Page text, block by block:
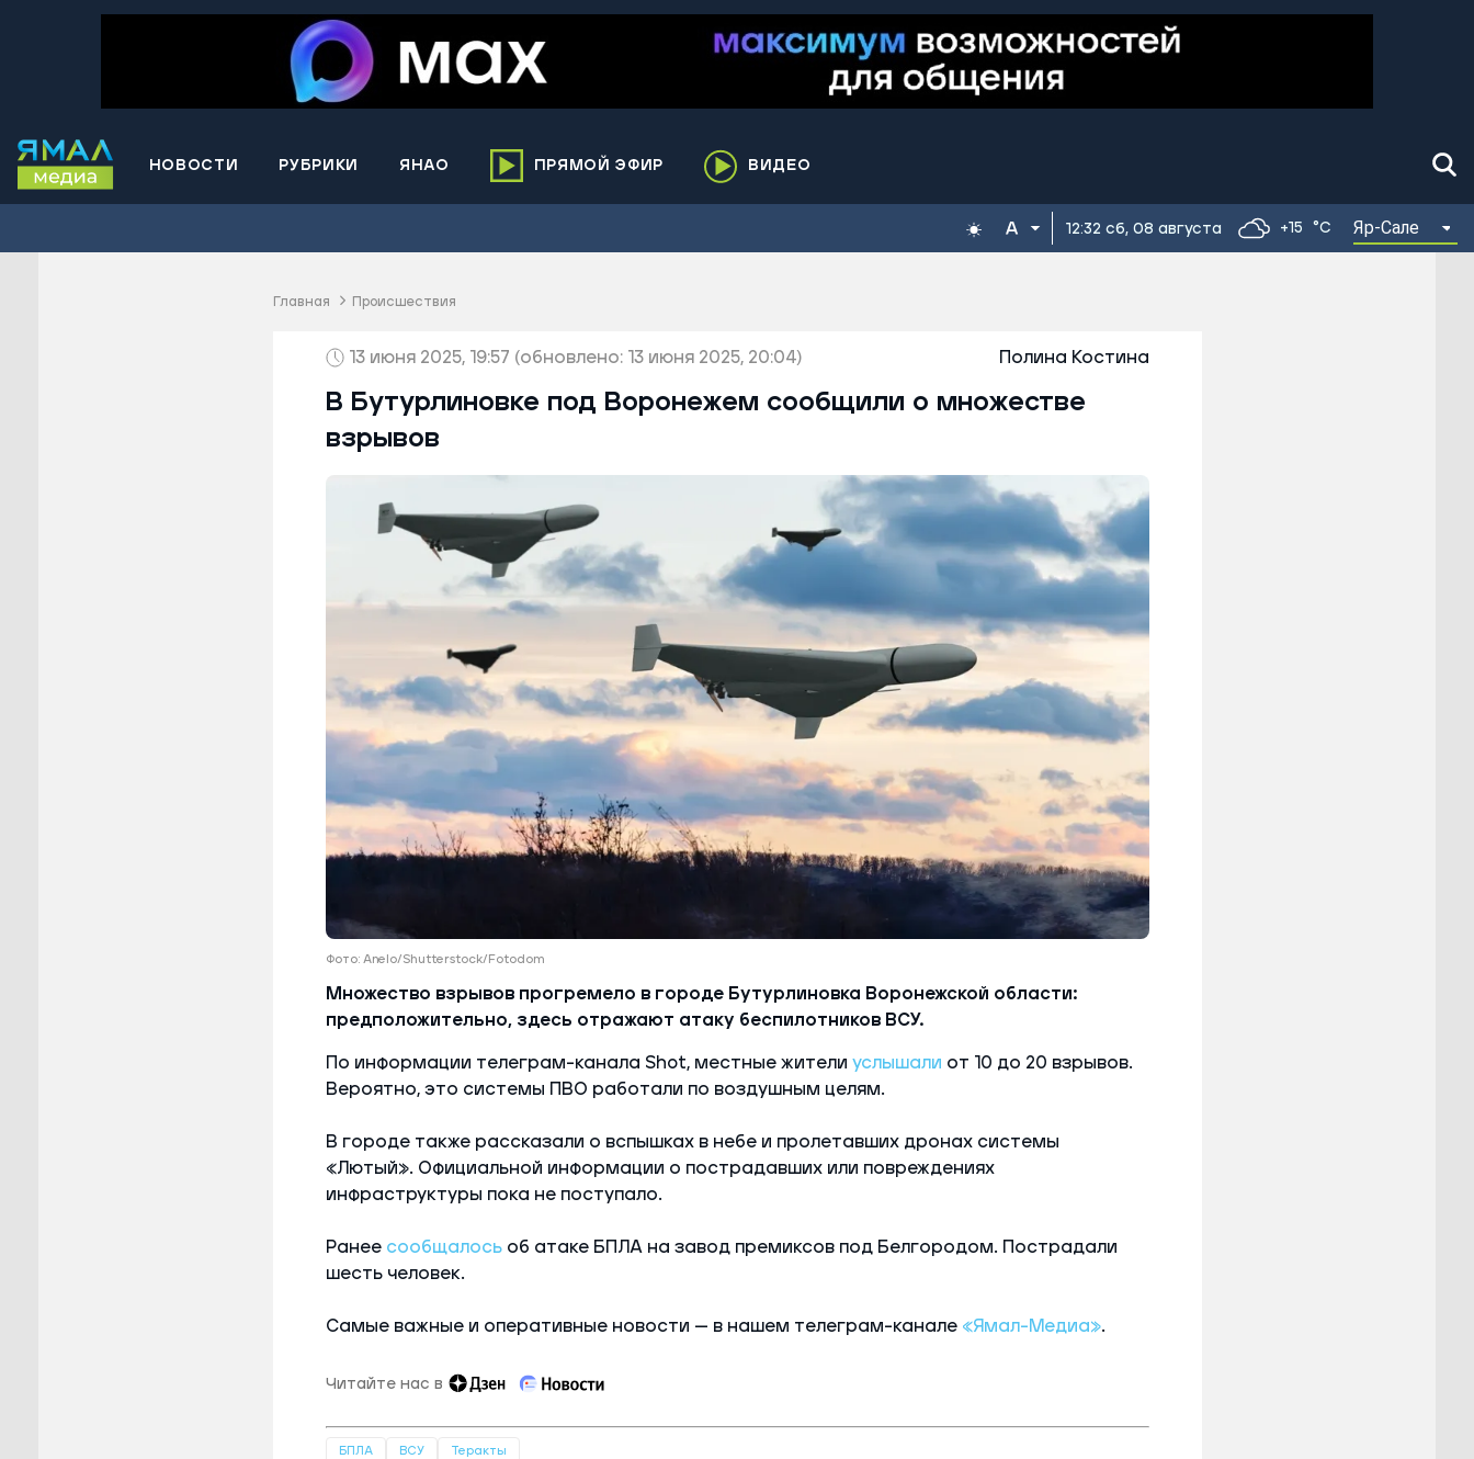
НОВОСТИ РУБРИКИ ЯНАО
район
Муравленко
Пуровский район
Салехард
Тарко-Сале
Тазовский район
Шурышкарский район
Ямальский район
ПРЯМОЙ ЭФИР ВИДЕО
12:32 сб, 08 августа +15 °C Яр-Сале
Главная Происшествия
13 июня 2025, 19:57 (обновлено: 13 июня 2025, 20:04) Полина Костина
В Бутурлиновке под Воронежем сообщили о множестве
взрывов
Фото: Anelo/Shutterstock/Fotodom
Множество взрывов прогремело в городе Бутурлиновка Воронежской области:
предположительно, здесь отражают атаку беспилотников ВСУ.
По информации телеграм-канала Shot, местные жители услышали от 10 до 20 взрывов.
Вероятно, это системы ПВО работали по воздушным целям.
В городе также рассказали о вспышках в небе и пролетавших дронах системы
«Лютый». Официальной информации о пострадавших или повреждениях
инфраструктуры пока не поступало.
Ранее сообщалосьоб атаке БПЛА на завод премиксов под Белгородом. Пострадали
шесть человек.
Самые важные и оперативные новости — в нашем телеграм-канале «Ямал-Медиа».
Читайте нас в
БПЛА ВСУ Теракты